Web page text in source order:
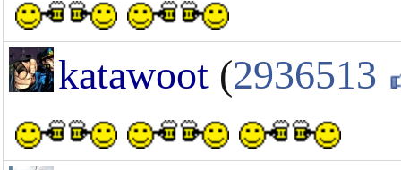
katawoot (2936513